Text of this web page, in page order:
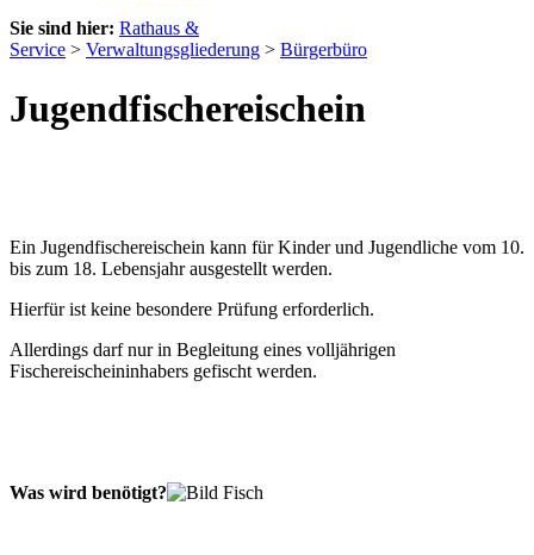
Sie sind hier: Rathaus &
Service > Verwaltungsgliederung > Bürgerbüro
Jugendfischereischein
Ein Jugendfischereischein kann für Kinder und Jugendliche vom 10.
bis zum 18. Lebensjahr ausgestellt werden.
Hierfür ist keine besondere Prüfung erforderlich.
Allerdings darf nur in Begleitung eines volljährigen
Fischereischeininhabers gefischt werden.
Was wird benötigt?